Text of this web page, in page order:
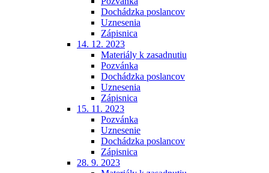
Dochádzka poslancov
Uznesenia
Zápisnica
14. 12. 2023
Materiály k zasadnutiu
Pozvánka
Dochádzka poslancov
Uznesenia
Zápisnica
15. 11. 2023
Pozvánka
Uznesenie
Dochádzka poslancov
Zápisnica
28. 9. 2023